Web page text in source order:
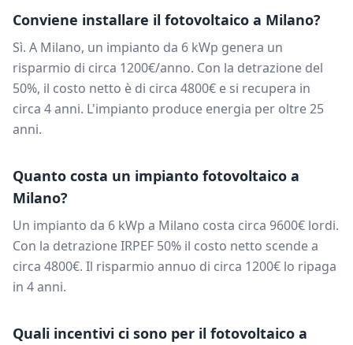
Conviene installare il fotovoltaico a Milano?
Sì. A Milano, un impianto da 6 kWp genera un
risparmio di circa 1200€/anno. Con la detrazione del
50%, il costo netto è di circa 4800€ e si recupera in
circa 4anni. L'impianto produce energia per oltre 25
anni.
Quanto costa un impianto fotovoltaico a
Milano?
Un impianto da 6 kWp a Milano costa circa 9600€ lordi.
Con la detrazione IRPEF 50% il costo netto scende a
circa 4800€. Il risparmio annuo di circa 1200€ lo ripaga
in 4anni.
Quali incentivi ci sono per il fotovoltaico a